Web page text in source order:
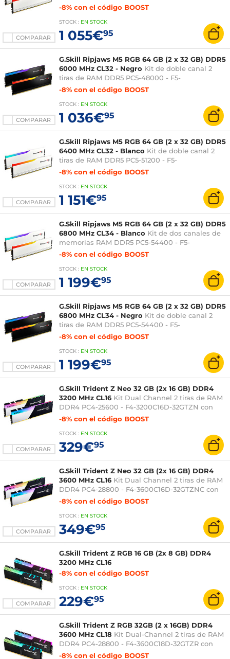
COMPARAR
RM5RW
-8% con el código BOOST
STOCK : EN STOCK
1 055€95
COMPARAR
G.Skill Ripjaws M5 RGB 64 GB (2 x 32 GB) DDR5
6000 MHz CL32 - Negro Kit de doble canal 2
tiras de RAM DDR5 PC5-48000 - F5-
6000J3238G32GX2-RM5RK
-8% con el código BOOST
STOCK : EN STOCK
1 036€95
COMPARAR
G.Skill Ripjaws M5 RGB 64 GB (2 x 32 GB) DDR5
6400 MHz CL32 - Blanco Kit de doble canal 2
tiras de RAM DDR5 PC5-51200 - F5-
6400J3239G32GX2-RM5RW
-8% con el código BOOST
STOCK : EN STOCK
1 151€95
COMPARAR
G.Skill Ripjaws M5 RGB 64 GB (2 x 32 GB) DDR5
6800 MHz CL34 - Blanco Kit de dos canales de
memorias RAM DDR5 PC5-54400 - F5-
6800J3445G16GX2-RM5RW
-8% con el código BOOST
STOCK : EN STOCK
1 199€95
COMPARAR
G.Skill Ripjaws M5 RGB 64 GB (2 x 32 GB) DDR5
6800 MHz CL34 - Negro Kit de doble canal 2
tiras de RAM DDR5 PC5-54400 - F5-
6800J3445G32GX2-RM5RK
-8% con el código BOOST
STOCK : EN STOCK
1 199€95
COMPARAR
G.Skill Trident Z Neo 32 GB (2x 16 GB) DDR4
3200 MHz CL16 Kit Dual Channel 2 tiras de RAM
DDR4 PC4-25600 - F4-3200C16D-32GTZN con
LED RGB
-8% con el código BOOST
STOCK : EN STOCK
329€95
COMPARAR
G.Skill Trident Z Neo 32 GB (2x 16 GB) DDR4
3600 MHz CL16 Kit Dual Channel 2 tiras de RAM
DDR4 PC4-28800 - F4-3600C16D-32GTZNC con
LED RGB
-8% con el código BOOST
STOCK : EN STOCK
349€95
COMPARAR
G.Skill Trident Z RGB 16 GB (2x 8 GB) DDR4
3200 MHz CL16
-8% con el código BOOST
STOCK : EN STOCK
229€95
G.Skill Trident Z RGB 32GB (2 x 16GB) DDR4
3600 MHz CL18 Kit Dual-Channel 2 tiras de RAM
DDR4 PC4-28800 - F4-3600C18D-32GTZR con
LED RGB
-8% con el código BOOST